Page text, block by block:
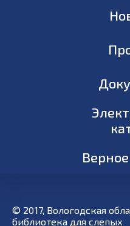
© 2017, Вологодская
библиотека для слепых